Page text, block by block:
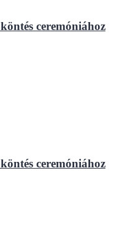
ceremóniához
ceremóniához